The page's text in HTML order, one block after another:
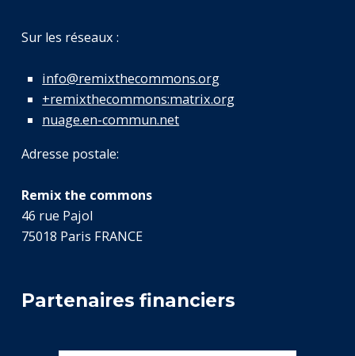
Sur les réseaux :
info@remixthecommons.org
+remixthecommons:matrix.org
nuage.en-commun.net
Adresse postale:
Remix the commons
46 rue Pajol
75018 Paris FRANCE
Partenaires financiers